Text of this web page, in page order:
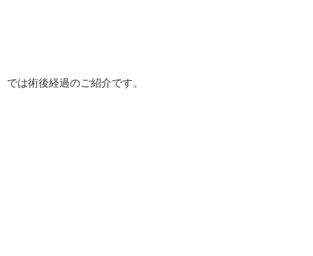
では術後経過のご紹介です。